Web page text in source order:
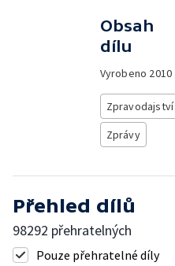
Obsah
dílu
Vyrobeno 2010
Zpravodajství
Zprávy
Přehled dílů
98292 přehratelných
Pouze přehratelné díly